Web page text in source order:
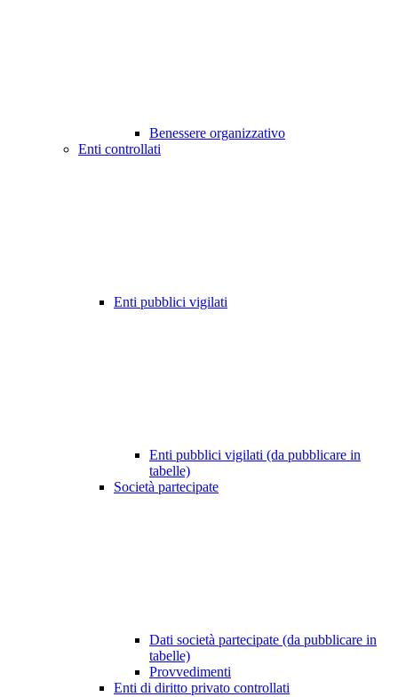
Benessere organizzativo
Enti controllati
Enti pubblici vigilati
Enti pubblici vigilati (da pubblicare in
tabelle)
Società partecipate
Dati società partecipate (da pubblicare in
tabelle)
Provvedimenti
Enti di diritto privato controllati